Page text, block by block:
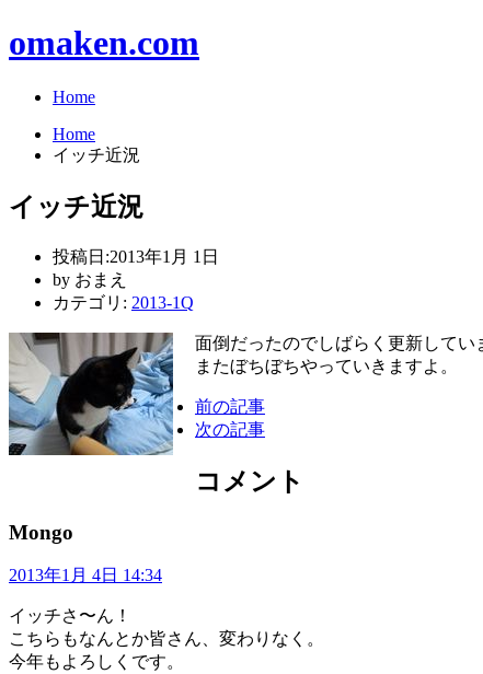
omaken.com
Home
Home
イッチ近況
イッチ近況
投稿日:2013年1月 1日
by おまえ
カテゴリ: 2013-1Q
面倒だったのでしばらく更新してい
またぼちぼちやっていきますよ。
前の記事
次の記事
コメント
Mongo
2013年1月 4日 14:34
イッチさ〜ん！
こちらもなんとか皆さん、変わりなく。
今年もよろしくです。